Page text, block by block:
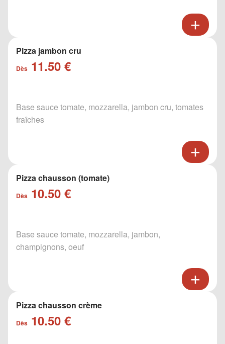
Pizza jambon cru
Dès 11.50 €
Base sauce tomate, mozzarella, jambon cru, tomates
fraîches
Pizza chausson (tomate)
Dès 10.50 €
Base sauce tomate, mozzarella, jambon,
champignons, oeuf
Pizza chausson crème
Dès 10.50 €